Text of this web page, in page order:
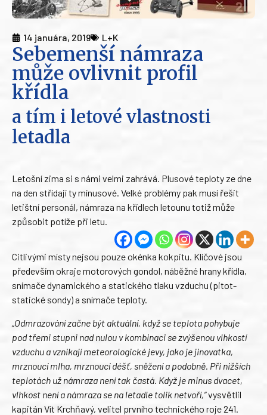
14 januára, 2019 L+K
Sebemenší námraza
může ovlivnit profil
křídla
a tím i letové vlastnosti
letadla
Letošní zima si s námi velmi zahrává. Plusové teploty ze dne
na den střídají ty mínusové. Velké problémy pak musí řešit
letištní personál, námraza na křídlech letounu totiž může
způsobit potíže při letu.
Citlivými místy nejsou pouze okénka kokpitu. Klíčové jsou
především okraje motorových gondol, náběžné hrany křídla,
snímače dynamického a statického tlaku vzduchu (pitot-
statické sondy) a snímače teploty.
„Odmrazování začne být aktuální, když se teplota pohybuje
pod třemi stupni nad nulou v kombinaci se zvýšenou vlhkostí
vzduchu a vznikají meteorologické jevy, jako je jinovatka,
mrznoucí mlha, mrznoucí déšť, sněžení a podobně. Při nižších
teplotách už námraza není tak častá. Když je minus dvacet,
vlhkost není a námraza se na letadle tolik netvoří,“vysvětlil
kapitán Vít Krchňavý, velitel prvního technického roje 241.